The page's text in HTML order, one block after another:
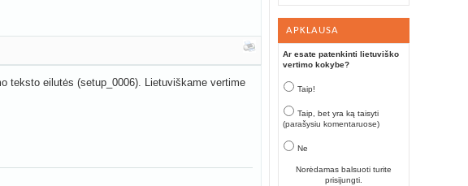
APKLAUSA
Ar esate patenkinti lietuviško
vertimo kokybe?
Taip!
Taip, bet yra ką taisyti
(parašysiu komentaruose)
Ne
Norėdamas balsuoti turite
prisijungti.
teksto eilutės (setup_0006). Lietuviškame vertime